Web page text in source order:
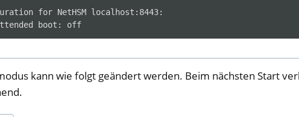
for NetHSM localhost:8443:
kann wie folgt geändert werden. Beim nächsten Start